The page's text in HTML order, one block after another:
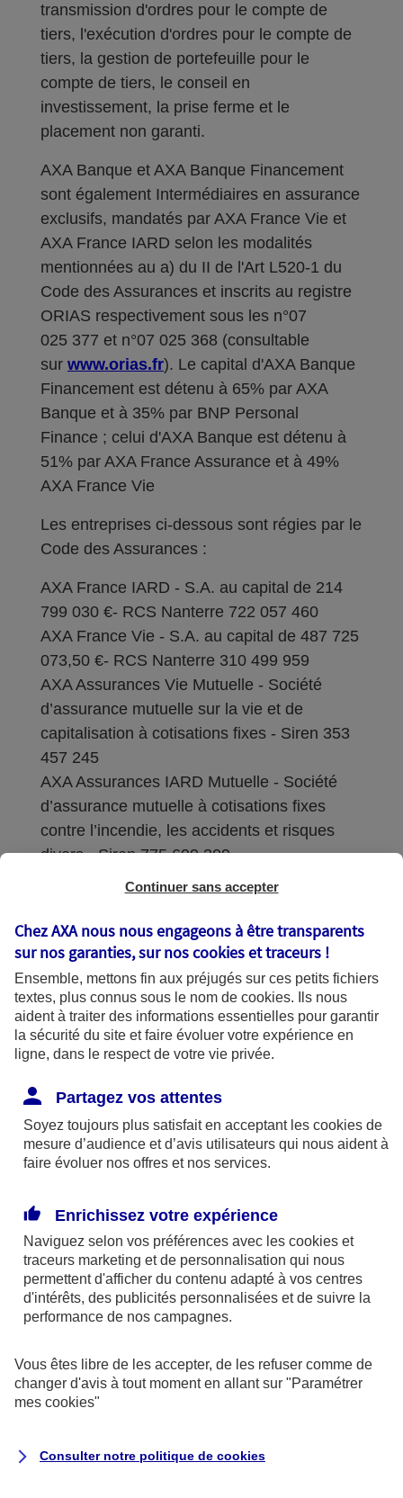
transmission d'ordres pour le compte de
tiers, l'exécution d'ordres pour le compte de
tiers, la gestion de portefeuille pour le
compte de tiers, le conseil en
investissement, la prise ferme et le
placement non garanti.
AXA Banque et AXA Banque Financement
sont également Intermédiaires en assurance
exclusifs, mandatés par AXA France Vie et
AXA France IARD selon les modalités
mentionnées au a) du II de l'Art L520-1 du
Code des Assurances et inscrits au registre
ORIAS respectivement sous les n°07
025 377 et n°07 025 368 (consultable
sur www.orias.fr). Le capital d'AXA Banque
Financement est détenu à 65% par AXA
Banque et à 35% par BNP Personal
Finance ; celui d'AXA Banque est détenu à
51% par AXA France Assurance et à 49%
AXA France Vie
Les entreprises ci-dessous sont régies par le
Code des Assurances :
AXA France IARD - S.A. au capital de 214
799 030 €- RCS Nanterre 722 057 460
AXA France Vie - S.A. au capital de 487 725
073,50 €- RCS Nanterre 310 499 959
AXA Assurances Vie Mutuelle - Société
d’assurance mutuelle sur la vie et de
capitalisation à cotisations fixes - Siren 353
457 245
AXA Assurances IARD Mutuelle - Société
d’assurance mutuelle à cotisations fixes
contre l’incendie, les accidents et risques
divers - Siren 775 699 309
Sièges sociaux : 313 Terrasses de l’Arche –
Coordonnées de l'Autorité de contrôle
prudentiel et de résolution (ACPR) : - 4
Place de Budapest - CS 92459 - 75436
Paris Cedex 09. Le détail des procédures de
recours et de réclamation et les
disponibles sur le site axa.fr.
AXA France IARD et AXA France Vie sont
mandataires exclusifs en opérations de
246 et n°13 005 764 (consultable
surwww.orias.fr)
AXA Assistance France Assurances,
S.A au capital de 51 429 430,40 €,
Siège social :
8-10, rue Paul Vaillant Couturier
Continuer sans accepter
Chez AXA nous nous engageons à être transparents
sur nos garanties, sur noscookies et traceurs !
Ensemble, mettons fin aux préjugés sur ces petits fichiers
textes, plus connus sous le nom de cookies. Ils nous
aident à traiter des informations essentielles pour garantir
la sécurité du site et faire évoluer votre expérience en
ligne, dans le respect de votre vie privée.
Partagez vos attentes
Soyez toujours plus satisfait en acceptant les cookies de
mesure d’audience et d’avis utilisateurs qui nous aident à
faire évoluer nos offres et nos services.
Enrichissez votre expérience
Naviguez selon vos préférences avec les cookies et
traceurs marketing et de personnalisation qui nous
permettent d'afficher du contenu adapté à vos centres
d'intérêts, des publicités personnalisées et de suivre la
performance de nos campagnes.
Vous êtes libre de les accepter, de les refuser comme de
changer d'avis à tout moment en allant sur "Paramétrer
mes cookies"
Consulter notre politique de cookies